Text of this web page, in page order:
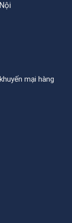
mại hàng